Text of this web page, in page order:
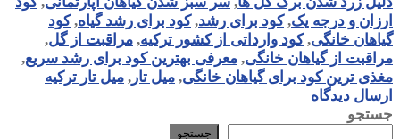
ارزان و درجه یک,کود برای رشد,کود برای رشد گیاه,کود
گیاهان خانگی,کود وارداتی از کشور ترکیه, مراقبت از گل,
مراقبت از گیاهان خانگی, معرفی بهترین کود برای رشد سریع,
مغذی ترین کود برای گیاهان خانگی, میل تار , میل تار ترکیه
ارسال دیدگاه
جستجو
جستجو